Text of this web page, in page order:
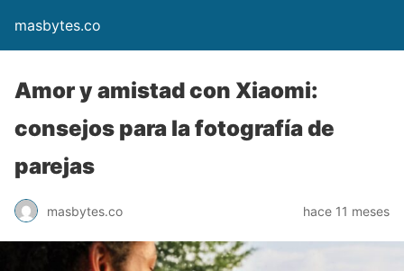
masbytes.co
Amor y amistad con Xiaomi:
consejos para la fotografía de
parejas
masbytes.co hace 11 meses